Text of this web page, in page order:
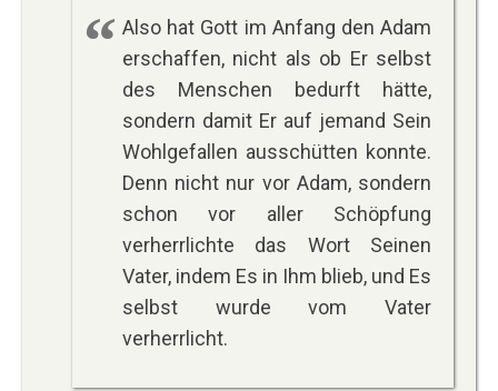
Also hat Gott im Anfang den Adam
erschaffen, nicht als ob Er selbst
des Menschen bedurft hätte,
sondern damit Er auf jemand Sein
Wohlgefallen ausschütten konnte.
Denn nicht nur vor Adam, sondern
schon vor aller Schöpfung
verherrlichte das Wort Seinen
Vater, indem Es in Ihm blieb, und Es
selbst wurde vom Vater
verherrlicht.